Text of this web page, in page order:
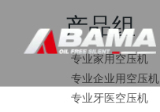
产品组
专业家用空压机
专业企业用空压机
专业牙医空压机